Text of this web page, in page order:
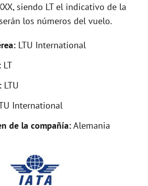
o
siendo LT el indicativo de la
los números del vuelo.
LTU International
LT
LTU
International
de la compañía:Alemania